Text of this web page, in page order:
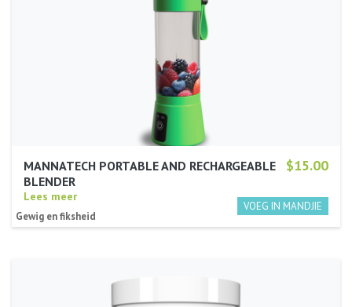
$15.00
MANNATECH PORTABLE AND RECHARGEABLE
BLENDER
Lees meer
Gewig en fiksheid